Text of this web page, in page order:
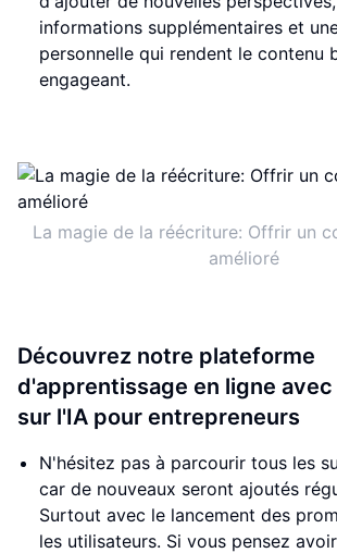
informations supplémentaires et
personnelle qui rendent le contenu
engageant.
La magie de la réécriture: Offrir un
amélioré
Découvrez notre plateforme
d'apprentissage en ligne
sur l'IA pour entrepreneurs
N'hésitez pas à parcourir tous les
car de nouveaux seront ajoutés
Surtout avec le lancement des
les utilisateurs. Si vous pensez